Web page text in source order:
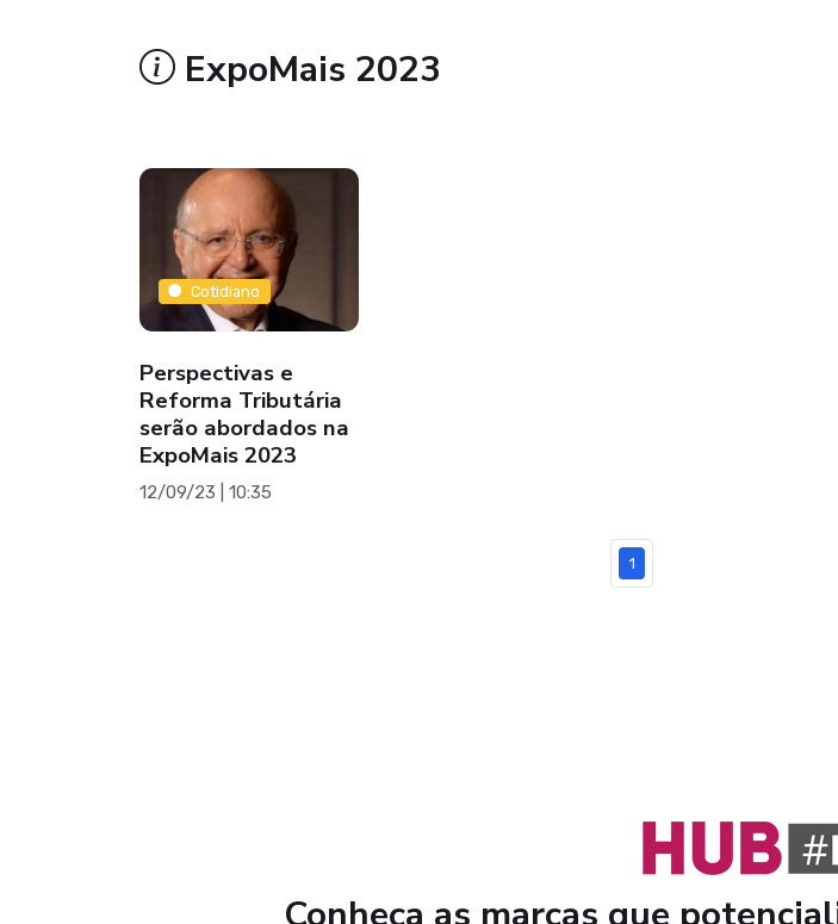
ExpoMais 2023
Cotidiano
Perspectivas e
Reforma Tributária
serão abordados na
ExpoMais 2023
12/09/23 | 10:35
1